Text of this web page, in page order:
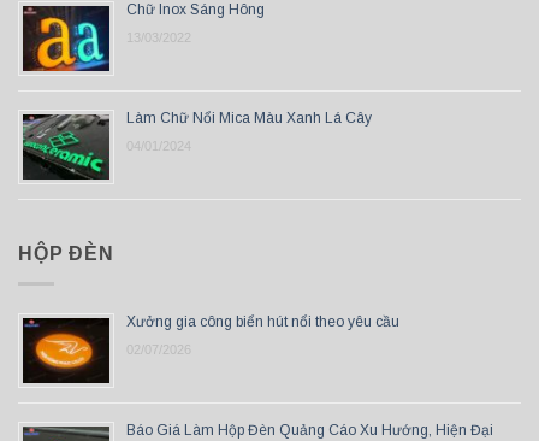
Chữ Inox Sáng Hông
13/03/2022
Làm Chữ Nổi Mica Màu Xanh Lá Cây
04/01/2024
HỘP ĐÈN
Xưởng gia công biển hút nổi theo yêu cầu
02/07/2026
Báo Giá Làm Hộp Đèn Quảng Cáo Xu Hướng, Hiện Đại